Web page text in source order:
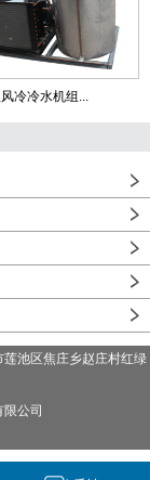
冷冷水机组...
池区焦庄乡赵庄村红绿
限公司